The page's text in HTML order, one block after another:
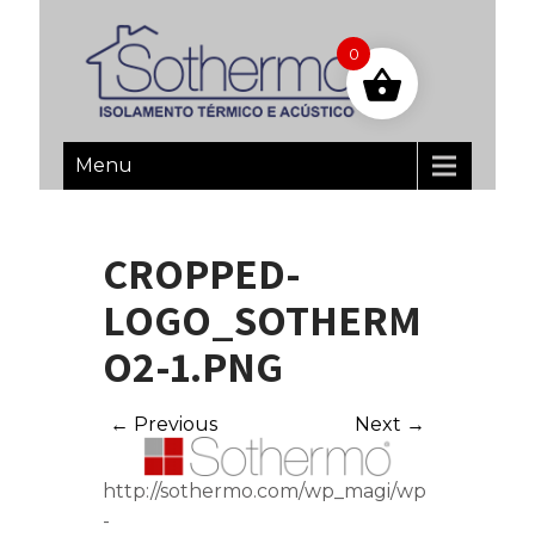
Menu
CROPPED-
LOGO_SOTHERM
O2-1.PNG
← Previous Next →
http://sothermo.com/wp_magi/wp
-
0